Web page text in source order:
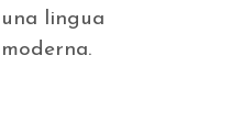
una lingua
moderna.